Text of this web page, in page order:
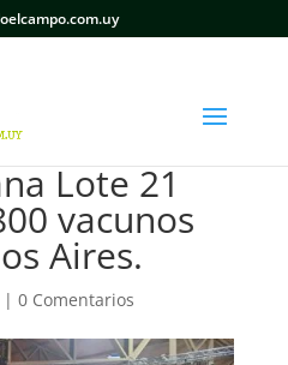
Lote 21
vacunos
Aires.
| 0 Comentarios